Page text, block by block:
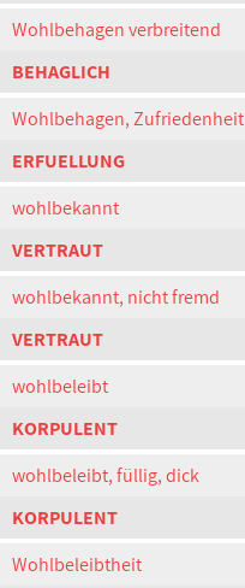
Wohlbehagen verbreitend
BEHAGLICH
Wohlbehagen, Zufriedenheit
ERFUELLUNG
wohlbekannt
VERTRAUT
wohlbekannt, nicht fremd
VERTRAUT
wohlbeleibt
KORPULENT
wohlbeleibt, füllig, dick
KORPULENT
Wohlbeleibtheit